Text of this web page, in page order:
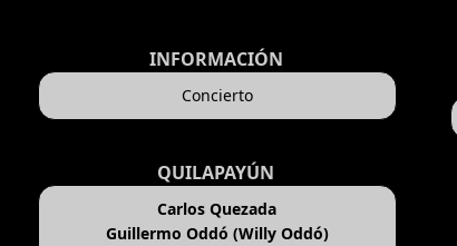
INFORMACIÓN
Concierto
QUILAPAYÚN
Carlos Quezada
Guillermo Oddó (Willy Oddó)